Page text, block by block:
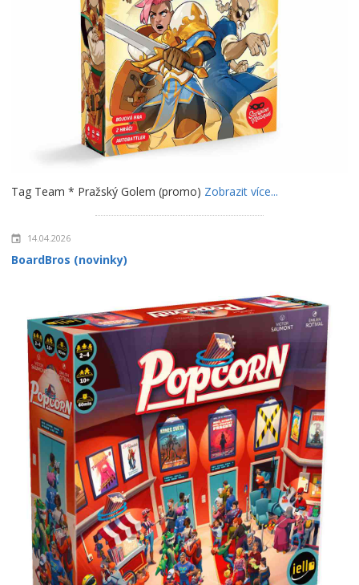
Tag Team * Pražský Golem (promo) Zobrazit více...
14.04.2026
BoardBros (novinky)